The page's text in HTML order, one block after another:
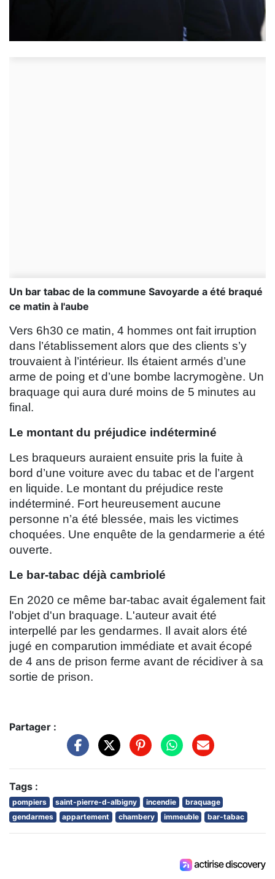
Un bar tabac de la commune Savoyarde a été braqué
ce matin à l'aube
Vers 6h30 ce matin, 4 hommes ont fait irruption
dans l’établissement alors que des clients s’y
trouvaient à l’intérieur. Ils étaient armés d’une
arme de poing et d’une bombe lacrymogène. Un
braquage qui aura duré moins de 5 minutes au
final.
Le montant du préjudice indéterminé
Les braqueurs auraient ensuite pris la fuite à
bord d’une voiture avec du tabac et de l’argent
en liquide. Le montant du préjudice reste
indéterminé. Fort heureusement aucune
personne n’a été blessée, mais les victimes
choquées. Une enquête de la gendarmerie a été
ouverte.
Le bar-tabac déjà cambriolé
En 2020 ce même bar-tabac avait également fait
l'objet d'un braquage. L'auteur avait été
interpellé par les gendarmes. Il avait alors été
jugé en comparution immédiate et avait écopé
de 4 ans de prison ferme avant de récidiver à sa
sortie de prison.
Partager :
Tags :
pompiers saint-pierre-d-albigny incendie
braquage
gendarmes
appartement chambery immeuble bar-tabac